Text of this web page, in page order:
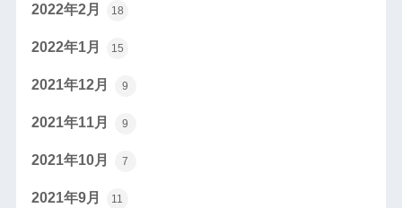
2022年2月 18
2022年1月 15
2021年12月 9
2021年11月 9
2021年10月 7
2021年9月 11